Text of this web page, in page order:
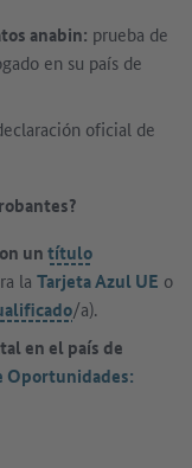
anabin: prueba de
en su país de
oficial de
untítulo
la Tarjeta Azul UE o
/a).
en el país de
Oportunidades: